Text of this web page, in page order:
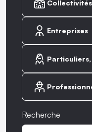
Entreprises
Recherche